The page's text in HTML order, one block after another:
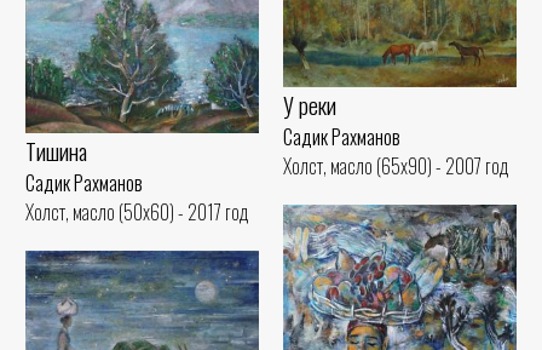
У реки
Садик Рахманов
Холст, масло (65x90) - 2007 год
Тишина
Садик Рахманов
Холст, масло (50x60) - 2017 год